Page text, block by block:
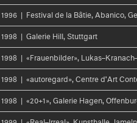
1996 | Festival de la Bâtie, Abanico,
1998 | Galerie Hill, Stuttgart
1998 | «Frauenbilder»,
1998 | «autoregard», Centre d'Art
1998 | «20+1», Galerie Hagen,